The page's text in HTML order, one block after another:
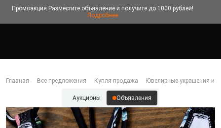
Промоакция Разместите объявление и получите до 1000 рублей!
Подробнее
Главная Все предложения Купля-продажа Ювелирные украшения и
Аукционы Объявления